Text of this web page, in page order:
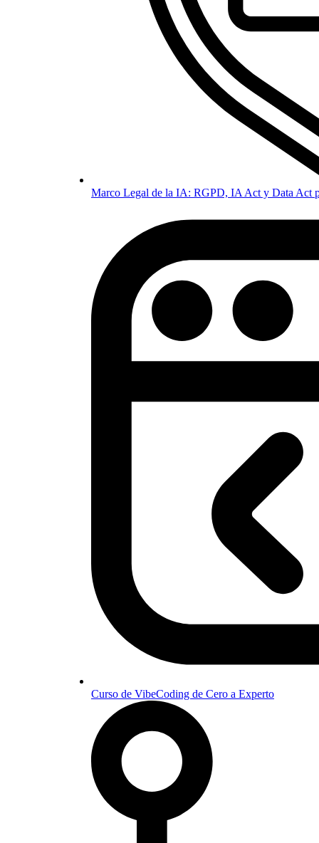
Marco Legal de la IA: RGPD, IA Act y Data Act
Curso de VibeCoding de Cero a Experto